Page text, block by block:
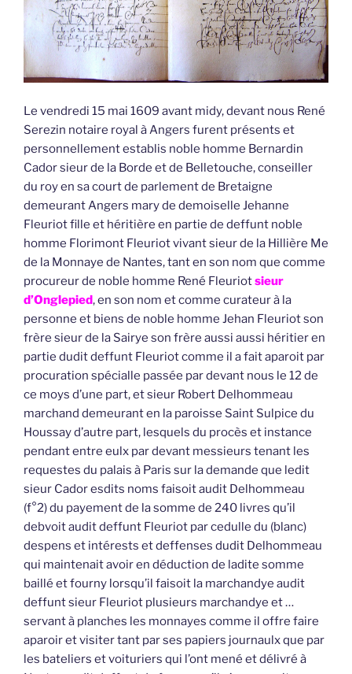
Le vendredi 15 mai 1609 avant midy, devant nous René
Serezin notaire royal à Angers furent présents et
personnellement establis noble homme Bernardin
Cador sieur de la Borde et de Belletouche, conseiller
du roy en sa court de parlement de Bretaigne
demeurant Angers mary de demoiselle Jehanne
Fleuriot fille et héritière en partie de deffunt noble
homme Florimont Fleuriot vivant sieur de la Hillière Me
de la Monnaye de Nantes, tant en son nom que comme
procureur de noble homme René Fleuriotsieur
d’Onglepied, en son nom et comme curateur à la
personne et biens de noble homme Jehan Fleuriot son
frère sieur de la Sairye son frère aussi aussi héritier en
partie dudit deffunt Fleuriot comme il a fait aparoit par
procuration spécialle passée par devant nous le 12 de
ce moys d’une part, et sieur Robert Delhommeau
marchand demeurant en la paroisse Saint Sulpice du
Houssay d’autre part, lesquels du procès et instance
pendant entre eulx par devant messieurs tenant les
requestes du palais à Paris sur la demande que ledit
sieur Cador esdits noms faisoit audit Delhommeau
(f°2) du payement de la somme de 240 livres qu’il
debvoit audit deffunt Fleuriot par cedulle du (blanc)
despens et intérests et deffenses dudit Delhommeau
qui maintenait avoir en déduction de ladite somme
baillé et fourny lorsqu’il faisoit la marchandye audit
deffunt sieur Fleuriot plusieurs marchandye et …
servant à planches les monnayes comme il offre faire
aparoir et visiter tant par ses papiers journaulx que par
les bateliers et voituriers qui l’ont mené et délivré à